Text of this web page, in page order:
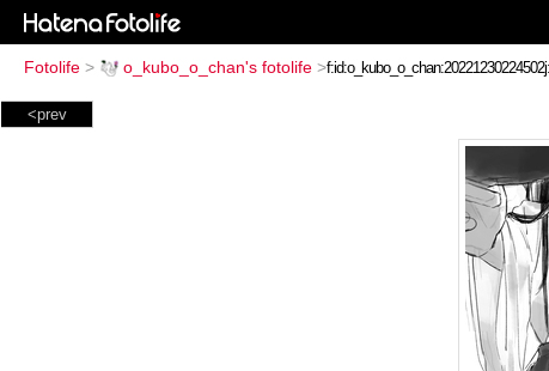
Fotolife > o_kubo_o_chan's fotolife >
<prev